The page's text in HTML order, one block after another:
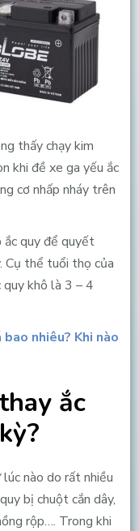
thấy chạy kim
khi đề xe ga yếu ắc
cơ nhấp nháy trên
quy để quyết
Cụ thể tuổi thọ của
quy khô là 3 – 4
nhiêu? Khi nào
ắc
nào do rất nhiều
bị chuột cắn dây,
rộp…. Trong khi